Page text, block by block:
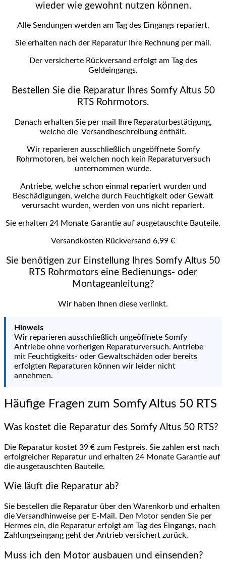
wieder wie gewohnt nutzen können.
Alle Sendungen werden am Tag des Eingangs repariert.
Sie erhalten nach der Reparatur Ihre Rechnung per mail.
Der versicherte Rückversand erfolgt am Tag des
Geldeingangs.
Bestellen Sie die Reparatur Ihres Somfy Altus 50
RTS Rohrmotors.
Danach erhalten Sie per mail Ihre Reparaturbestätigung,
welche die Versandbeschreibung enthält.
Wir reparieren ausschließlich ungeöffnete Somfy
Rohrmotoren, bei welchen noch kein Reparaturversuch
unternommen wurde.
Antriebe, welche schon einmal repariert wurden und
Beschädigungen, welche durch Feuchtigkeit oder Gewalt
verursacht wurden, werden von uns nicht repariert.
Sie erhalten 24 Monate Garantie auf ausgetauschte Bauteile.
Versandkosten Rückversand 6,99 €
Sie benötigen zur Einstellung Ihres Somfy Altus 50
RTS Rohrmotors eine Bedienungs- oder
Montageanleitung?
Wir haben Ihnen diese verlinkt.
Hinweis
Wir reparieren ausschließlich ungeöffnete Somfy
Antriebe ohne vorherigen Reparaturversuch. Antriebe
mit Feuchtigkeits- oder Gewaltschäden oder bereits
erfolgten Reparaturen können wir leider nicht
annehmen.
Häufige Fragen zum Somfy Altus 50 RTS
Was kostet die Reparatur des Somfy Altus 50 RTS?
Die Reparatur kostet 39 € zum Festpreis. Sie zahlen erst nach
erfolgreicher Reparatur und erhalten 24 Monate Garantie auf
die ausgetauschten Bauteile.
Wie läuft die Reparatur ab?
Sie bestellen die Reparatur über den Warenkorb und erhalten
die Versandhinweise per E-Mail. Den Motor senden Sie per
Hermes ein, die Reparatur erfolgt am Tag des Eingangs, nach
Zahlungseingang geht der Antrieb versichert zurück.
Muss ich den Motor ausbauen und einsenden?